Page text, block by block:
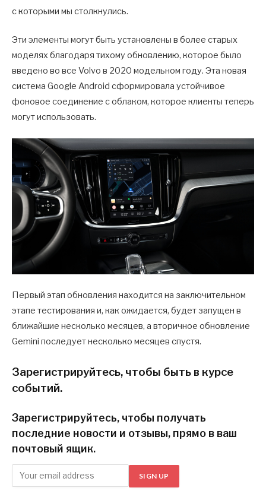
с которыми мы столкнулись.
Эти элементы могут быть установлены в более старых
моделях благодаря тихому обновлению, которое было
введено во все Volvo в 2020 модельном году. Эта новая
система Google Android сформировала устойчивое
фоновое соединение с облаком, которое клиенты теперь
могут использовать.
Первый этап обновления находится на заключительном
этапе тестирования и, как ожидается, будет запущен в
ближайшие несколько месяцев, а вторичное обновление
Gemini последует несколько месяцев спустя.
Зарегистрируйтесь, чтобы быть в курсе
событий.
Зарегистрируйтесь, чтобы получать
последние новости и отзывы, прямо в ваш
почтовый ящик.
SIGN UP